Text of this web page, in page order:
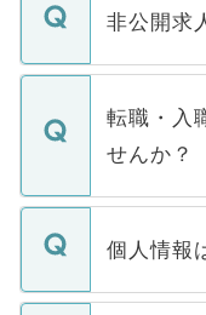
登録内容
ます。通常
いただき
非公開求
マイナビ
うち約3割
けない「
下記の理
ません。
■応募殺到
関を公にし
転職・入
せんか？
転職・入職
ん。また
定を承諾す
個人情報
個人情報が